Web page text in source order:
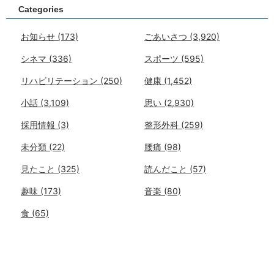
Categories
お知らせ (173) ごあいさつ (3,920)
シネマ (336) スポーツ (595)
リハビリテーション (250) 健康 (1,452)
小話 (3,109) 思い (2,930)
採用情報 (3) 整形外科 (259)
未分類 (22) 腰痛 (98)
見たこと (325) 読んだこと (57)
趣味 (173) 音楽 (80)
食 (65)